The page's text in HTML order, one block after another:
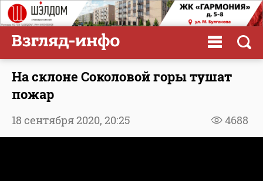
На склоне Соколовой горы тушат
пожар
4688
18 сентября 2020, 20:25